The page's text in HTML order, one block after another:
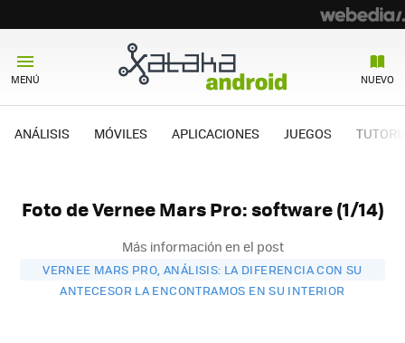
MENÚ NUEVO
ANÁLISIS MÓVILES APLICACIONES JUEGOS
Foto de Vernee Mars Pro: software (1/14)
Más información en el post
VERNEE MARS PRO, ANÁLISIS: LA DIFERENCIA CON SU
ANTECESOR LA ENCONTRAMOS EN SU INTERIOR